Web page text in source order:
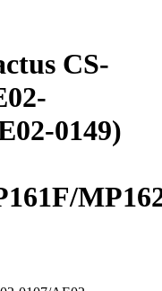
CS-
0149)